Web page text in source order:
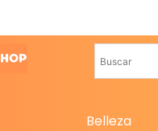
Belleza